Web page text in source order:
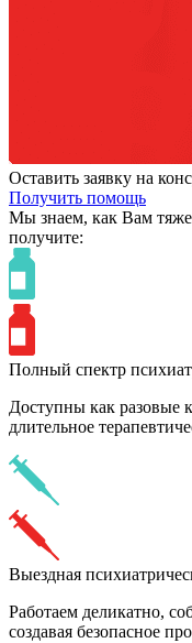
Оставить заявку на
Получить помощь
Мы знаем, как Вам
получите:
Полный спектр
Доступны как разовые
длительное
Выездная
Работаем деликатно,
создавая безопасное